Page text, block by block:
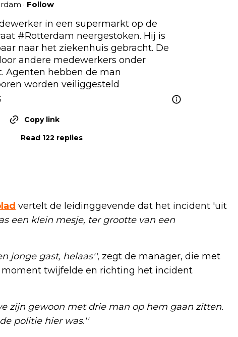
· Follow
#Rotterdam neergestoken. Hij is
naar het ziekenhuis gebracht. De
andere medewerkers onder
Agenten hebben de man
worden veiliggesteld
Copy link
Read 122 replies
vertelt de leidinggevende dat het incident 'uit
een klein mesje, ter grootte van een
jonge gast, helaas'', zegt de manager, die met
moment twijfelde en richting het incident
zijn gewoon met drie man op hem gaan zitten.
politie hier was.''